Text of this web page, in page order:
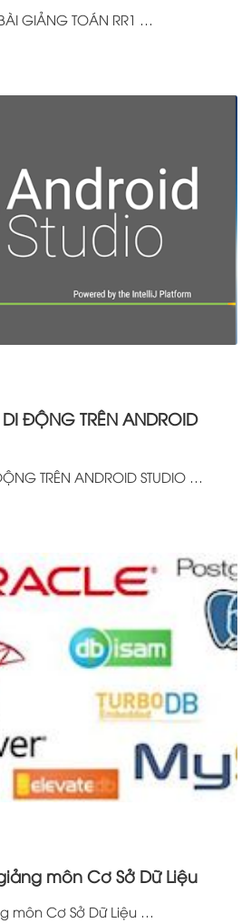
GIẢNG TOÁN RR1 …
DI ĐỘNG TRÊN ANDROID
TRÊN ANDROID STUDIO …
môn Cơ Sở Dữ Liệu
môn Cơ Sở Dữ Liệu …